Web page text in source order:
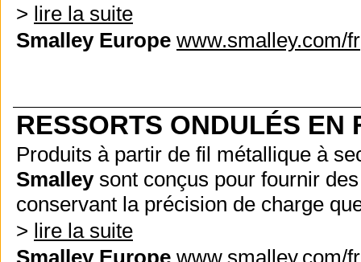
> lire la suite
Smalley Europe www.smalley.com/fr
RESSORTS ONDULÉS EN
Produits à partir de fil métallique à
Smalleysont conçus pour fournir
conservant la précision de charge
> lire la suite
Smalley Europe www.smalley.com/fr